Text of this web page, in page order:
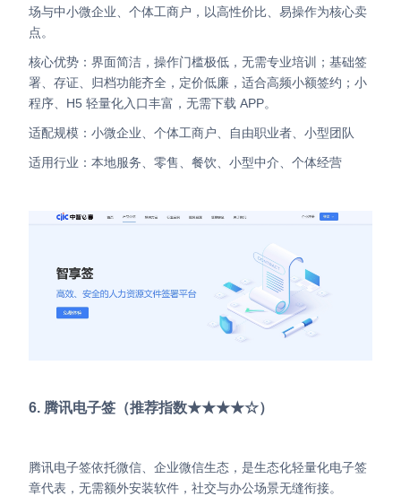
场与中小微企业、个体工商户，以高性价比、易操作为核心卖
点。
核心优势：界面简洁，操作门槛极低，无需专业培训；基础签
署、存证、归档功能齐全，定价低廉，适合高频小额签约；小
程序、H5 轻量化入口丰富，无需下载 APP。
适配规模：小微企业、个体工商户、自由职业者、小型团队
适用行业：本地服务、零售、餐饮、小型中介、个体经营
6. 腾讯电子签（推荐指数★★★★☆）
腾讯电子签依托微信、企业微信生态，是生态化轻量化电子签
章代表，无需额外安装软件，社交与办公场景无缝衔接。